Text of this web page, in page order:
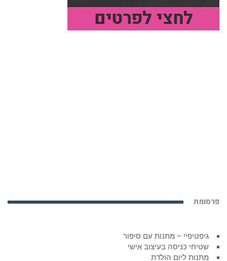
פרסומת
גיפטיפיי – מתנות עם סיפור
שטיחי כניסה בעיצוב אישי
מתנות ליום הולדת